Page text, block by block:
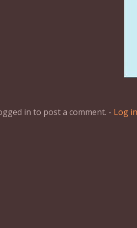
in to post a comment. - Log in